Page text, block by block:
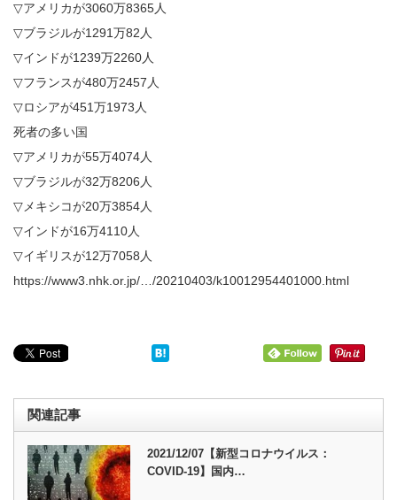
▽アメリカが3060万8365人
▽ブラジルが1291万82人
▽インドが1239万2260人
▽フランスが480万2457人
▽ロシアが451万1973人
死者の多い国
▽アメリカが55万4074人
▽ブラジルが32万8206人
▽メキシコが20万3854人
▽インドが16万4110人
▽イギリスが12万7058人
https://www3.nhk.or.jp/…/20210403/k10012954401000.html
関連記事
2021/12/07【新型コロナウイルス：
COVID-19】国内…